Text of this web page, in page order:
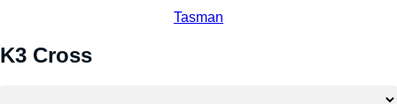
Tasman
K3 Cross